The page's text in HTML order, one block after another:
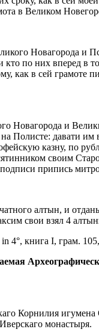
в Великом
Новагорода и
по них вперед в
как в сей грамоте
Новагорода и
Полисте: давати
казну, по
своим
припись
алтын, и
свои взял 4
4°, книга І, грам.
Корнилия
монастыря.